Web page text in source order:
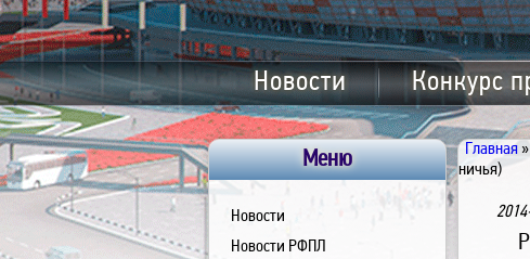
Новости Конкурс
Главная
ничья)
Меню
Новости
Новости РФПЛ